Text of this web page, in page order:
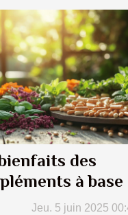
des
à base
sur la santé
Jeu. 5 juin 2025